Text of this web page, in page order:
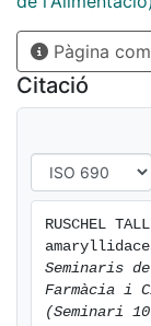
Pàgina
Citació
RUSCHEL
Seminaris
Farmàcia i
(Seminari